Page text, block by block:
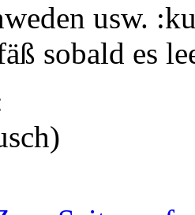
usw.
sobald es